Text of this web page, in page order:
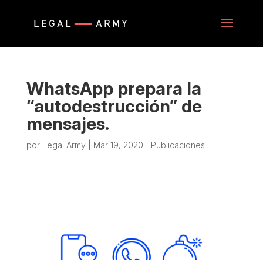
WhatsApp prepara la
“autodestrucción” de
mensajes.
por Legal Army Mar 19, 2020 Publicaciones